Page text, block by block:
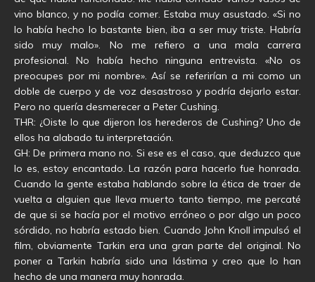
vino blanco, y no podía comer. Estaba muy asustado. «Si no
lo había hecho lo bastante bien, iba a ser muy triste. Habría
sido muy malo». No me refiero a una mala carrera
profesional. No había hecho ninguna entrevista. «No os
preocupes por mi nombre». Así se referirían a mi como un
doble de cuerpo y de voz desastroso y podría dejarlo estar.
Pero no quería desmerecer a Peter Cushing.
THR: ¿Oiste lo que dijeron los herederos de Cushing? Uno de
ellos ha alabado tu interpretación.
GH: De primera mano no. Si ese es el caso, que deduzco que
lo es, estoy encantado. La razón para hacerlo fue honrada.
Cuando la gente estaba hablando sobre la ética de traer de
vuelta a alguien que lleva muerto tanto tiempo, me percaté
de que si se hacía por el motivo erróneo o por algo un poco
sórdido, no habría estado bien. Cuando John Knoll impulsó el
film, obviamente Tarkin era una gran parte del original. No
poner a Tarkin habría sido una lástima y creo que lo han
hecho de una manera muy honrada.